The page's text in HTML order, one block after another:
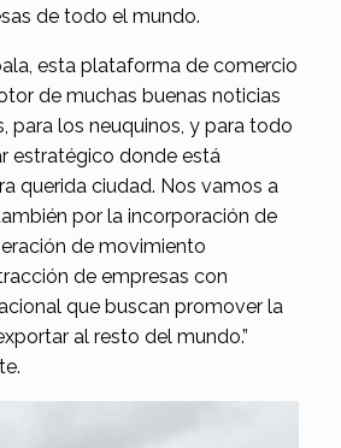
de todo el mundo.
esta plataforma de comercio
de muchas buenas noticias
para los neuquinos, y para todo
estratégico donde está
querida ciudad. Nos vamos a
por la incorporación de
de movimiento
de empresas con
que buscan promover la
al resto del mundo.”